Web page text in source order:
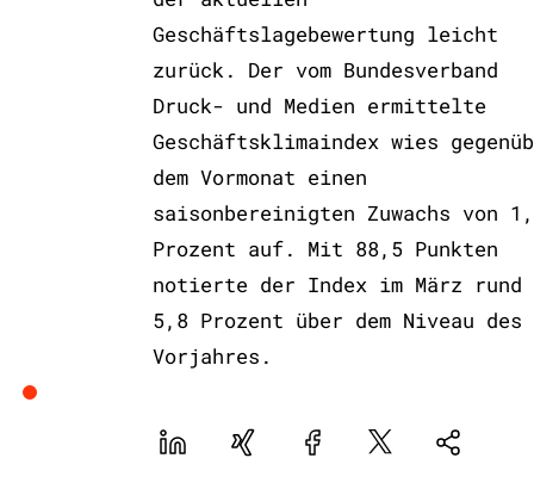
Geschäftslagebewertung leicht
zurück. Der vom Bundesverband
Druck- und Medien ermittelte
Geschäftsklimaindex wies
dem Vormonat einen
saisonbereinigten Zuwachs von
Prozent auf. Mit 88,5 Punkten
notierte der Index im März rund
5,8 Prozent über dem Niveau des
Vorjahres.
LinekdInXing FacebookPlattformNatives